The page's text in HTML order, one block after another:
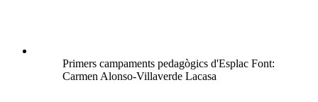
Primers campaments pedagògics d'Esplac Font:
Carmen Alonso-Villaverde Lacasa